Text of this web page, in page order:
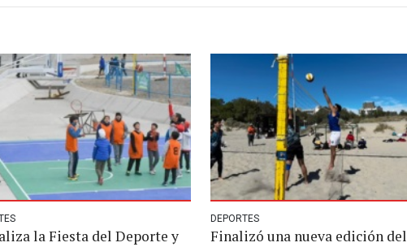
la Fiesta del Deporte y
DEPORTES
Finalizó una nueva edición del